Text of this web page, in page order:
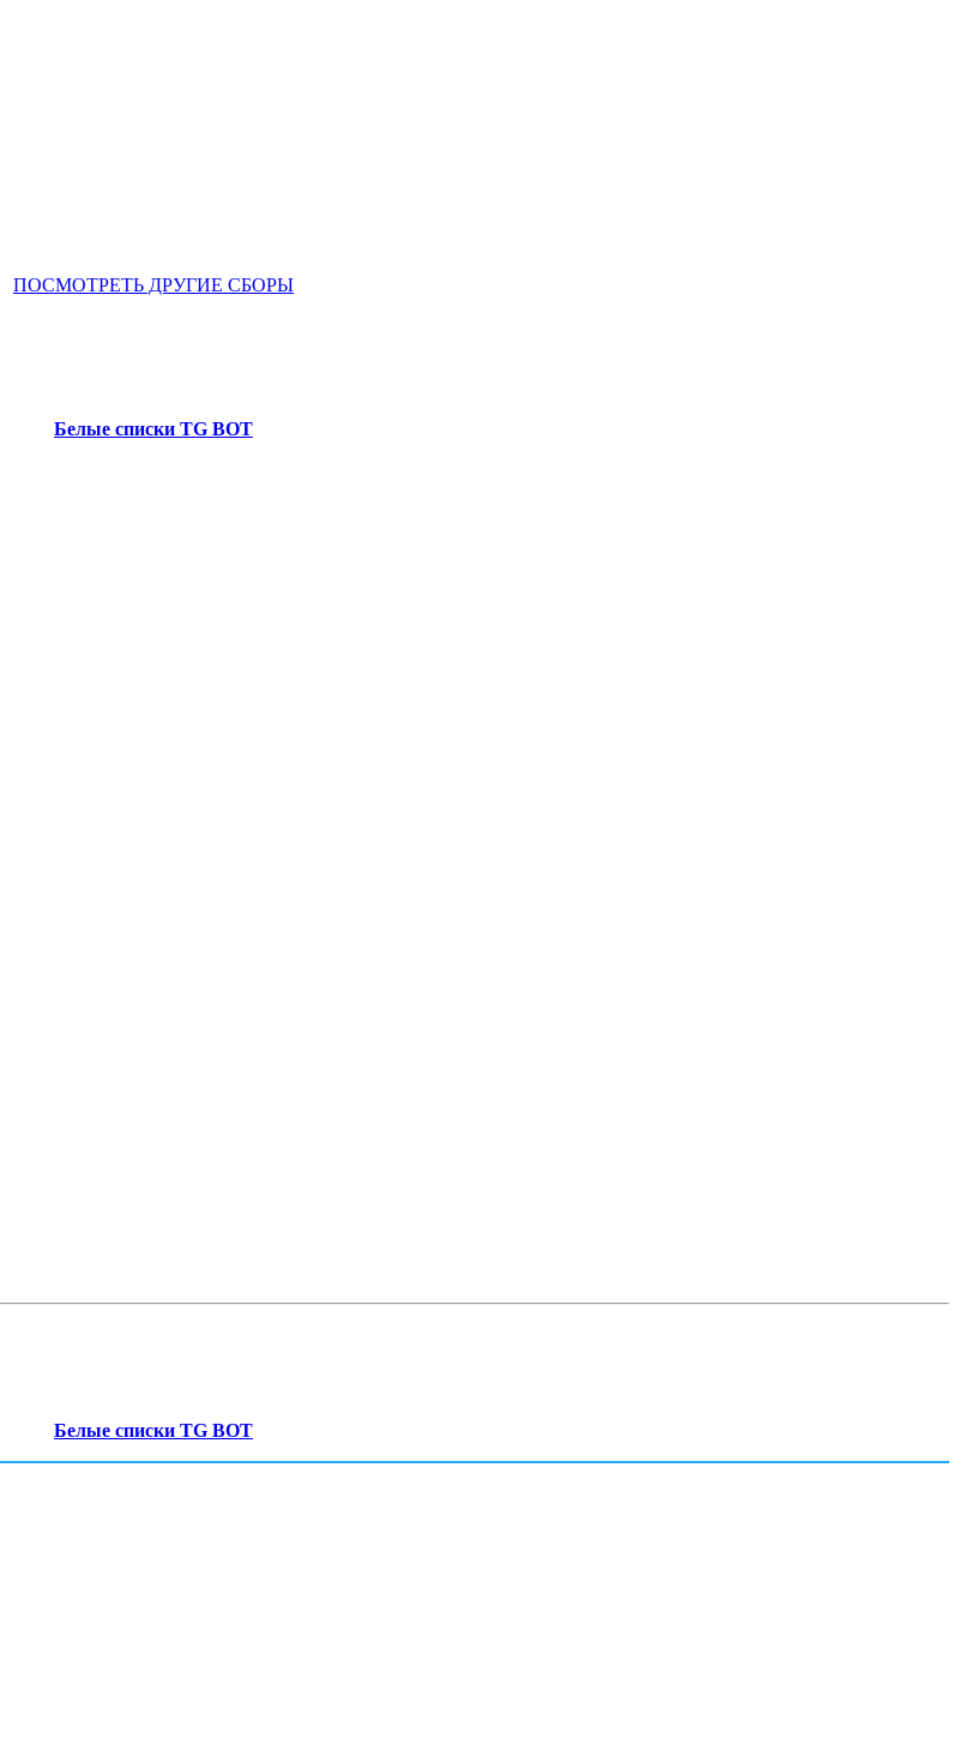
ПОСМОТРЕТЬ ДРУГИЕ СБОРЫ
Белые списки TG BOT
Белые списки TG BOT